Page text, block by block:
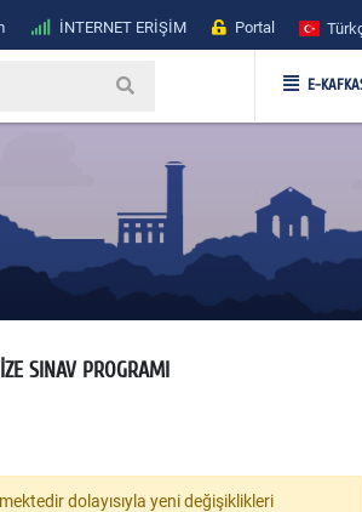
İNTERNET ERİŞİM Portal
E-
SINAV PROGRAMI
dolayısıyla yeni değişiklikleri